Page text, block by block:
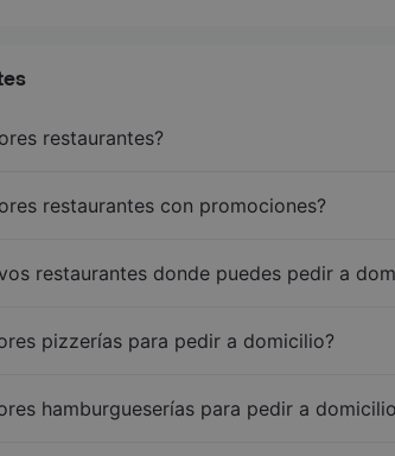
restaurantes?
restaurantes con promociones?
restaurantes donde puedes pedir a
pizzerías para pedir a domicilio?
hamburgueserías para pedir a